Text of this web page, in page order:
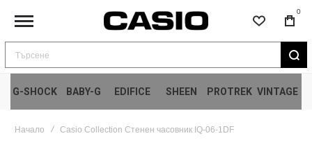
0
Търсене
G-SHOCK
BABY-G EDIFICE SHEEN PROTREK VINTAGE
Начало Casio Collection Стенен часовник IQ-06-1DF